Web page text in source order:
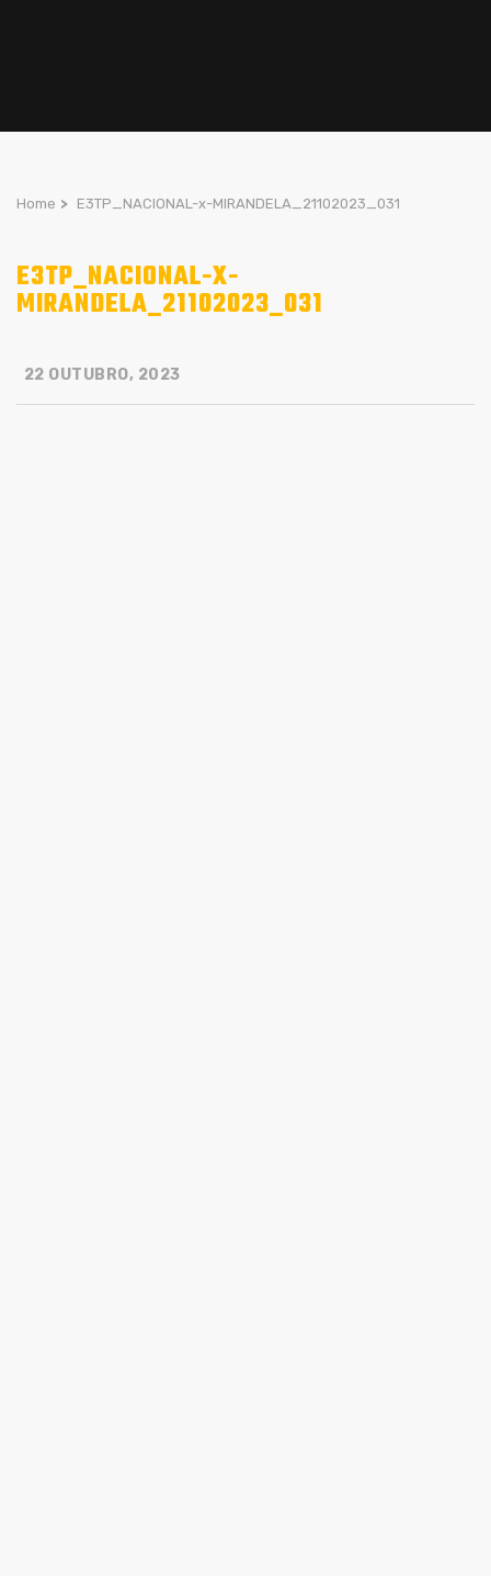
Home > E3TP_NACIONAL-x-MIRANDELA_21102023_031
E3TP_NACIONAL-X-
MIRANDELA_21102023_031
22 OUTUBRO, 2023